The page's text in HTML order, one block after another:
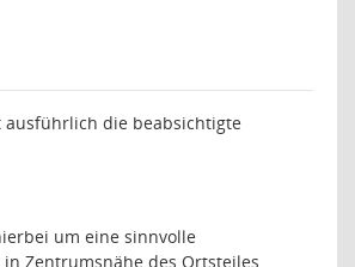
ausführlich die beabsichtigte
um eine sinnvolle
Zentrumsnähe des Ortsteiles